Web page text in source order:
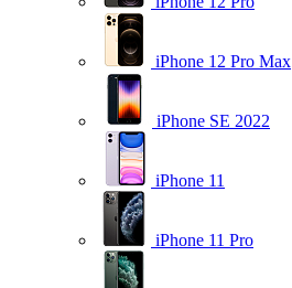
iPhone 12 Pro Max
iPhone SE 2022
iPhone 11
iPhone 11 Pro